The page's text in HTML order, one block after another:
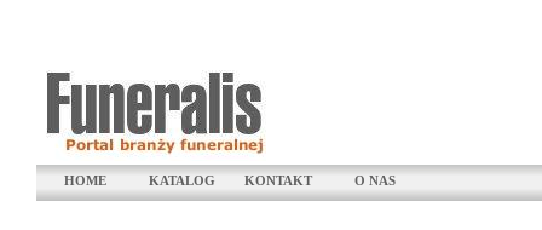
HOME KATALOG KONTAKT O NAS